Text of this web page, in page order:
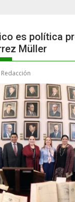
es política
Müller
Redacción